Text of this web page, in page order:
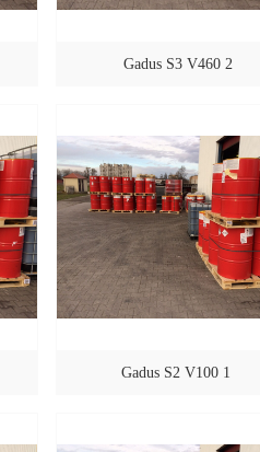
Gadus S3 V460 2
Gadus S2 V100 1